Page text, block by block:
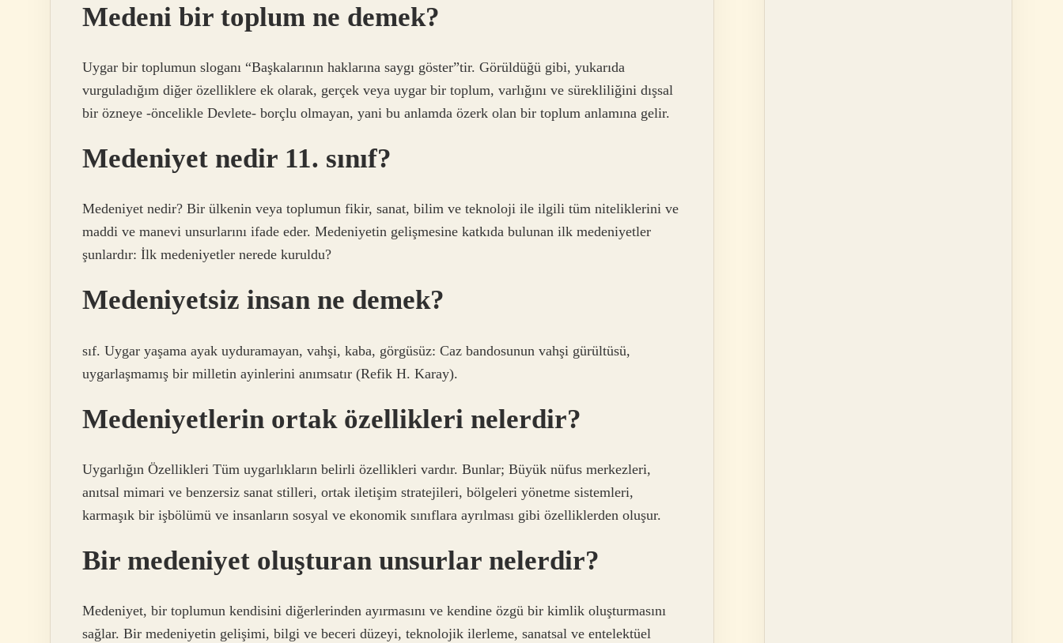
Medeni bir toplum ne demek?
Uygar bir toplumun sloganı “Başkalarının haklarına saygı göster”tir. Görüldüğü gibi, yukarıda
vurguladığım diğer özelliklere ek olarak, gerçek veya uygar bir toplum, varlığını ve sürekliliğini dışsal
bir özneye -öncelikle Devlete- borçlu olmayan, yani bu anlamda özerk olan bir toplum anlamına gelir.
Medeniyet nedir 11. sınıf?
Medeniyet nedir? Bir ülkenin veya toplumun fikir, sanat, bilim ve teknoloji ile ilgili tüm niteliklerini ve
maddi ve manevi unsurlarını ifade eder. Medeniyetin gelişmesine katkıda bulunan ilk medeniyetler
şunlardır: İlk medeniyetler nerede kuruldu?
Medeniyetsiz insan ne demek?
sıf. Uygar yaşama ayak uyduramayan, vahşi, kaba, görgüsüz: Caz bandosunun vahşi gürültüsü,
uygarlaşmamış bir milletin ayinlerini anımsatır (Refik H. Karay).
Medeniyetlerin ortak özellikleri nelerdir?
Uygarlığın Özellikleri Tüm uygarlıkların belirli özellikleri vardır. Bunlar; Büyük nüfus merkezleri,
anıtsal mimari ve benzersiz sanat stilleri, ortak iletişim stratejileri, bölgeleri yönetme sistemleri,
karmaşık bir işbölümü ve insanların sosyal ve ekonomik sınıflara ayrılması gibi özelliklerden oluşur.
Bir medeniyet oluşturan unsurlar nelerdir?
Medeniyet, bir toplumun kendisini diğerlerinden ayırmasını ve kendine özgü bir kimlik oluşturmasını
sağlar. Bir medeniyetin gelişimi, bilgi ve beceri düzeyi, teknolojik ilerleme, sanatsal ve entelektüel